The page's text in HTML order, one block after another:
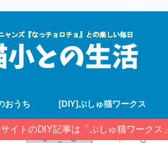
おうち [DIY]ぷしゅ猫ワークス
トのDIY記事は「ぷしゅ猫ワークス